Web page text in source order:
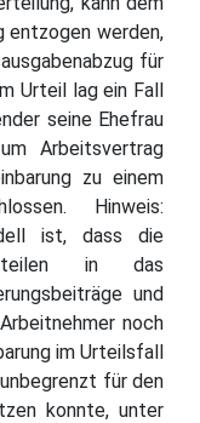
entzogen werden,
für
Urteil lag ein Fall
seine Ehefrau
Arbeitsvertrag
zu einem
Hinweis:
ist, dass die
in das
und
noch
im Urteilsfall
für den
konnte, unter